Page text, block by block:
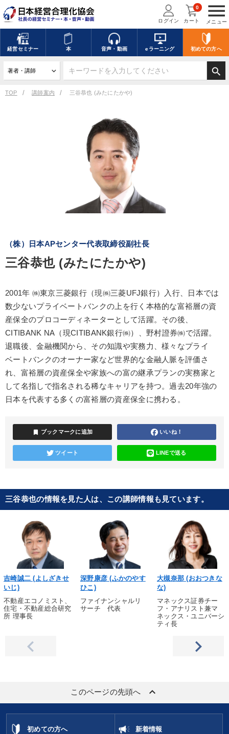
menu
メニュー
ログイン カート
0
経営セミナー 本 音声・動画 eラーニング 初めての方へ
search
TOP 講師案内 三谷恭也 (みたにたかや)
（株）日本APセンター代表取締役副社長
三谷恭也 (みたにたかや)
2001年 ㈱東京三菱銀行（現㈱三菱UFJ銀行）入行、日本では
数少ないプライベートバンクの上を行く本格的な富裕層の資
産保全のプロコーディネーターとして活躍。その後、
CITIBANK NA（現CITIBANK銀行㈱）、野村證券㈱で活躍。
退職後、金融機関から、その知識や実務力、様々なプライ
ベートバンクのオーナー家など世界的な金融人脈を評価さ
れ、富裕層の資産保全や家族への富の継承プランの実務家と
して名指しで指名される稀なキャリアを持つ。過去20年強の
日本を代表する多くの富裕層の資産保全に携わる。
bookmark ブックマークに追加 いいね！
ツイート LINEで送る
三谷恭也の情報を見た人は、この講師情報も見ています。
吉崎誠二 (よしざきせ
いじ)
不動産エコノミスト、
住宅・不動産総合研究
所 理事長
深野康彦 (ふかのやす
ひこ)
ファイナンシャルリ
サーチ 代表
大槻奈那 (おおつきな
な)
マネックス証券チー
フ・アナリスト兼マ
ネックス・ユニバーシ
ティ長
このページの先頭へ keyboard_arrow_up
初めての方へ 新着情報